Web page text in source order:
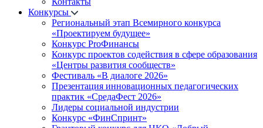
Конкурсы
Региональный этап Всемирного конкурса
«Проектируем будущее»
Конкурс ProФинансы
Конкурс проектов содействия в сфере образования
«Центры развития сообществ»
Фестиваль «В диалоге 2026»
Презентация инновационных педагогических
практик «СредаФест 2026»
Лидеры социальной индустрии
Конкурс «ФинСпринт»